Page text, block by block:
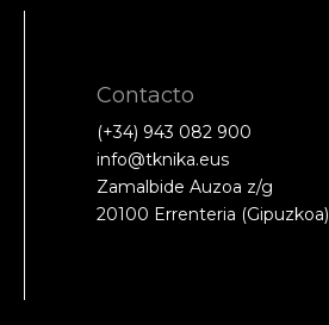
Contacto
(+34) 943 082 900
info@tknika.eus
Zamalbide Auzoa z/g
20100 Errenteria (Gipuzkoa)